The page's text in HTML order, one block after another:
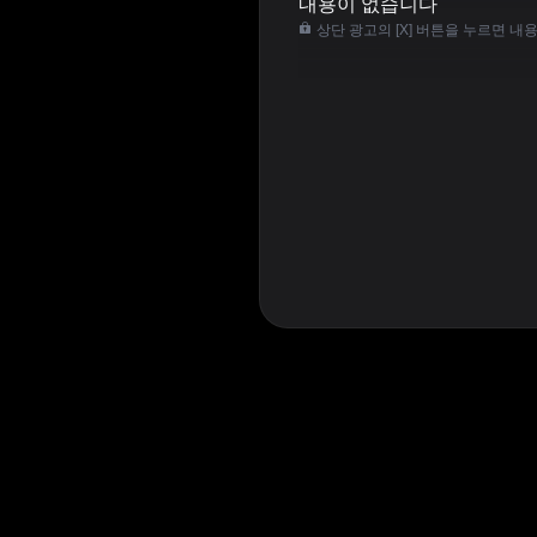
내용이 없습니다
상단 광고의 [X] 버튼을 누르면 내